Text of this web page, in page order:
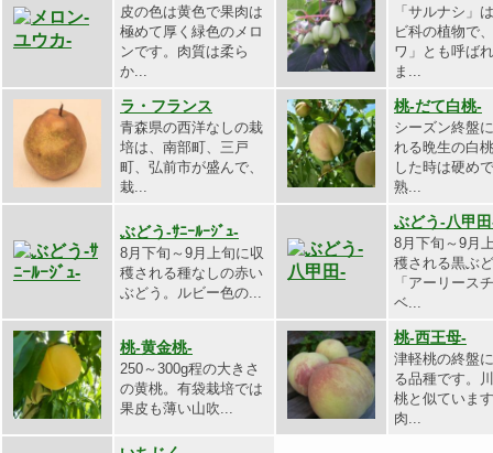
皮の色は黄色で果肉は
極めて厚く緑色のメロ
ンです。肉質は柔ら
か...
「サルナシ」
ビ科の植物で
ワ」とも呼ば
ま...
ラ・フランス
青森県の西洋なしの栽
培は、南部町、三戸
町、弘前市が盛んで、
栽...
桃-だて白桃-
シーズン終盤
れる晩生の白
した時は硬め
熟...
ぶどう-ｻﾆｰﾙｰｼﾞｭ-
8月下旬～9月上旬に収
穫される種なしの赤い
ぶどう。ルビー色の...
ぶどう-八甲
8月下旬～9月
穫される黒ぶ
「アーリース
ベ...
桃-黄金桃-
250～300g程の大きさ
の黄桃。有袋栽培では
果皮も薄い山吹...
桃-西王母-
津軽桃の終盤
る品種です。
桃と似ていま
肉...